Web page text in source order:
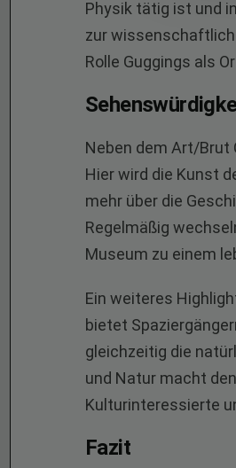
Physik tätig ist und
zur
Rolle Guggings als
Neben dem Art/Brut
Hier wird die Kunst
mehr über die
Regelmäßig
Museum zu einem
Ein weiteres
bietet
gleichzeitig die
und Natur macht
Kulturinteressierte
Fazit